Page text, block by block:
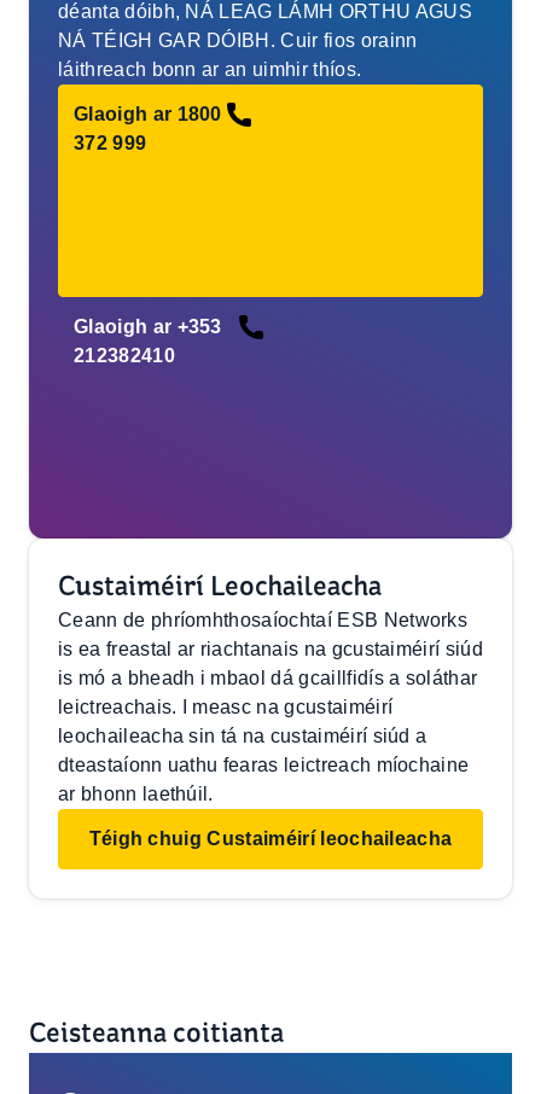
déanta dóibh, NÁ LEAG LÁMH ORTHU AGUS
NÁ TÉIGH GAR DÓIBH. Cuir fios orainn
láithreach bonn ar an uimhir thíos.
Glaoigh ar 1800
372 999
Glaoigh ar +353
212382410
Custaiméirí Leochaileacha
Ceann de phríomhthosaíochtaí ESB Networks
is ea freastal ar riachtanais na gcustaiméirí siúd
is mó a bheadh i mbaol dá gcaillfidís a soláthar
leictreachais. I measc na gcustaiméirí
leochaileacha sin tá na custaiméirí siúd a
dteastaíonn uathu fearas leictreach míochaine
ar bhonn laethúil.
Téigh chuig Custaiméirí leochaileacha
Ceisteanna coitianta